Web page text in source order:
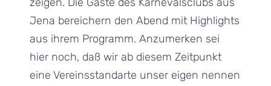
Jena bereichern den Abend mit Highlights
aus ihrem Programm. Anzumerken sei
hier noch, daß wir ab diesem Zeitpunkt
eine Vereinsstandarte unser eigen nennen